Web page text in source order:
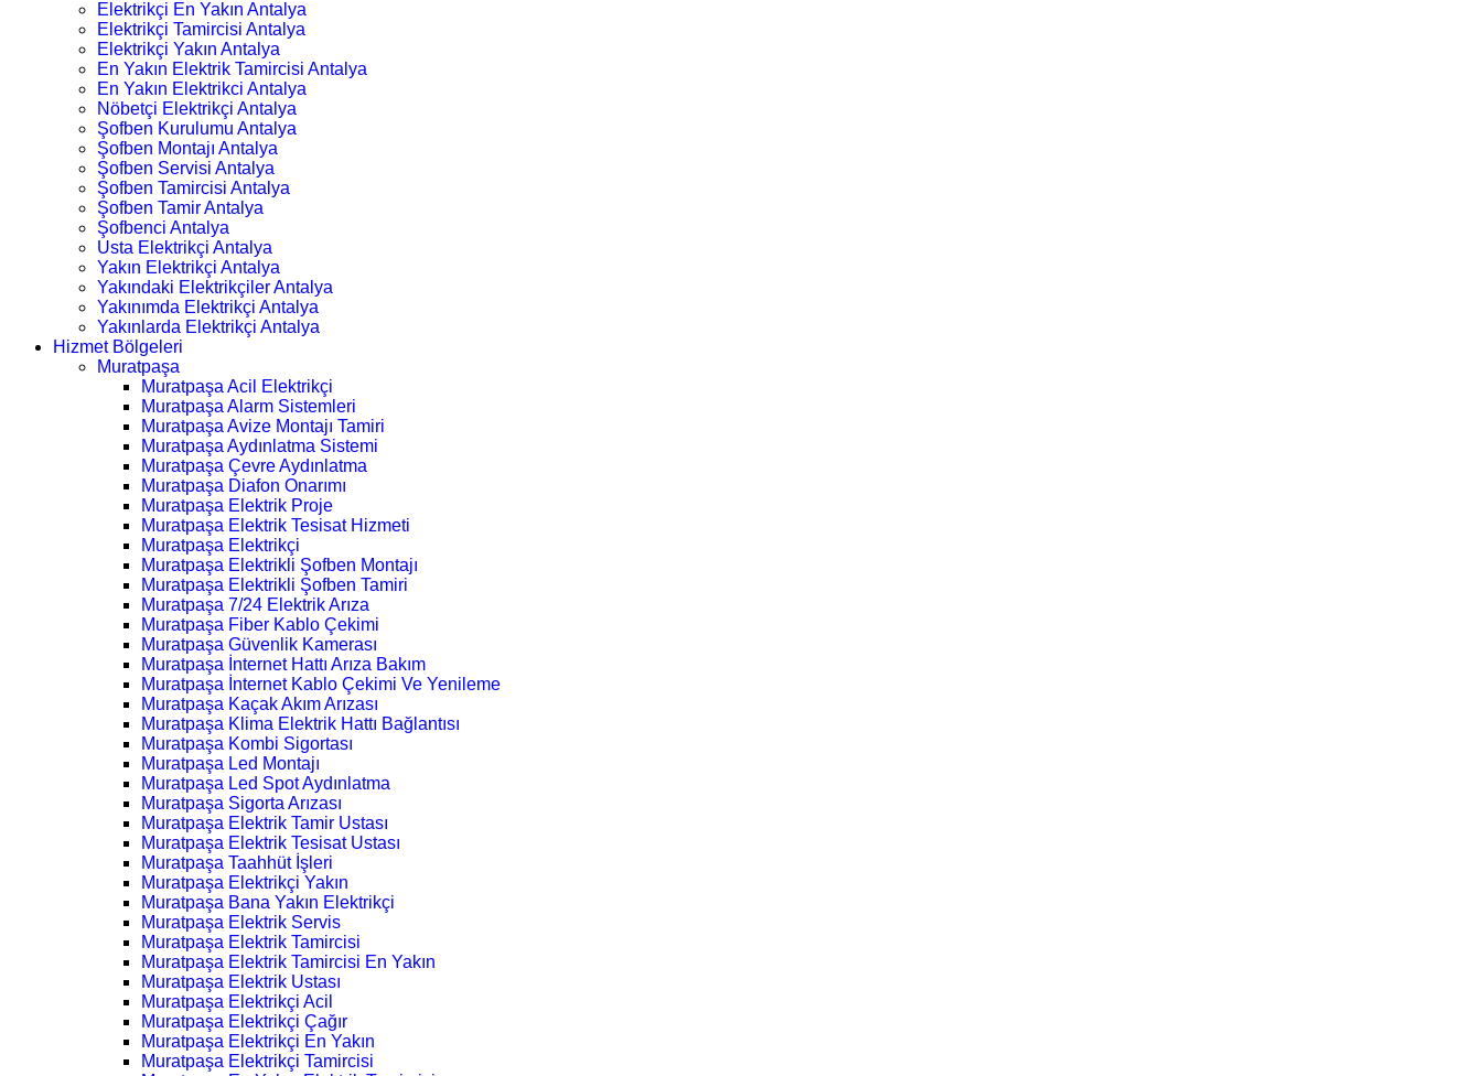
Elektrikçi En Yakın Antalya
Elektrikçi Tamircisi Antalya
Elektrikçi Yakın Antalya
En Yakın Elektrik Tamircisi Antalya
En Yakın Elektrikci Antalya
Nöbetçi Elektrikçi Antalya
Şofben Kurulumu Antalya
Şofben Montajı Antalya
Şofben Servisi Antalya
Şofben Tamircisi Antalya
Şofben Tamir Antalya
Şofbenci Antalya
Usta Elektrikçi Antalya
Yakın Elektrikçi Antalya
Yakındaki Elektrikçiler Antalya
Yakınımda Elektrikçi Antalya
Yakınlarda Elektrikçi Antalya
Hizmet Bölgeleri
Muratpaşa
Muratpaşa Acil Elektrikçi
Muratpaşa Alarm Sistemleri
Muratpaşa Avize Montajı Tamiri
Muratpaşa Aydınlatma Sistemi
Muratpaşa Çevre Aydınlatma
Muratpaşa Diafon Onarımı
Muratpaşa Elektrik Proje
Muratpaşa Elektrik Tesisat Hizmeti
Muratpaşa Elektrikçi
Muratpaşa Elektrikli Şofben Montajı
Muratpaşa Elektrikli Şofben Tamiri
Muratpaşa 7/24 Elektrik Arıza
Muratpaşa Fiber Kablo Çekimi
Muratpaşa Güvenlik Kamerası
Muratpaşa İnternet Hattı Arıza Bakım
Muratpaşa İnternet Kablo Çekimi Ve Yenileme
Muratpaşa Kaçak Akım Arızası
Muratpaşa Klima Elektrik Hattı Bağlantısı
Muratpaşa Kombi Sigortası
Muratpaşa Led Montajı
Muratpaşa Led Spot Aydınlatma
Muratpaşa Sigorta Arızası
Muratpaşa Elektrik Tamir Ustası
Muratpaşa Elektrik Tesisat Ustası
Muratpaşa Taahhüt İşleri
Muratpaşa Elektrikçi Yakın
Muratpaşa Bana Yakın Elektrikçi
Muratpaşa Elektrik Servis
Muratpaşa Elektrik Tamircisi
Muratpaşa Elektrik Tamircisi En Yakın
Muratpaşa Elektrik Ustası
Muratpaşa Elektrikçi Acil
Muratpaşa Elektrikçi Çağır
Muratpaşa Elektrikçi En Yakın
Muratpaşa Elektrikçi Tamircisi